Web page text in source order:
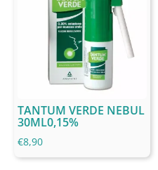
TANTUM VERDE NEBUL
30ML0,15%
€8,90